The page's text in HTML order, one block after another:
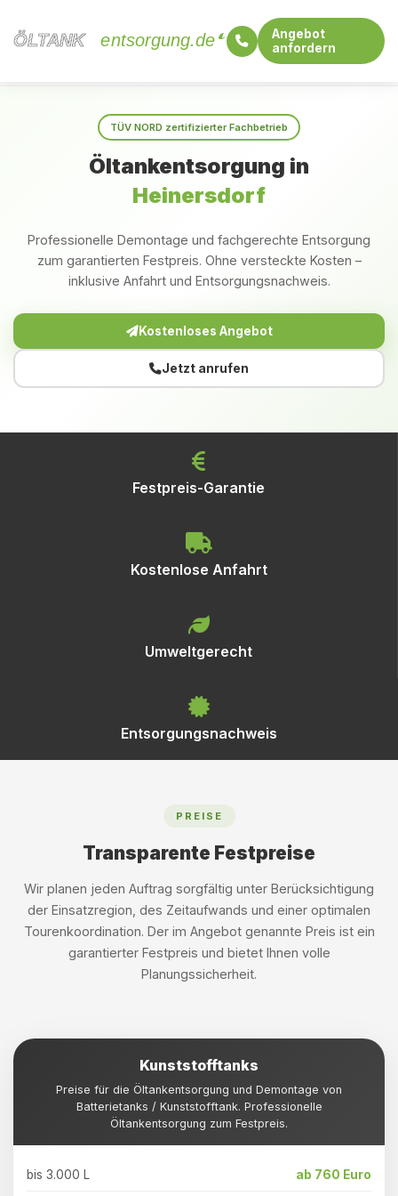
ÖLTANK
ÖLTANK entsorgung.de
Angebot
anfordern
TÜV NORD zertifizierter Fachbetrieb
Öltankentsorgung in
Heinersdorf
Professionelle Demontage und fachgerechte Entsorgung
zum garantierten Festpreis. Ohne versteckte Kosten –
inklusive Anfahrt und Entsorgungsnachweis.
Kostenloses Angebot
Jetzt anrufen
Festpreis-Garantie
Kostenlose Anfahrt
Umweltgerecht
Entsorgungsnachweis
PREISE
Transparente Festpreise
Wir planen jeden Auftrag sorgfältig unter Berücksichtigung
der Einsatzregion, des Zeitaufwands und einer optimalen
Tourenkoordination. Der im Angebot genannte Preis ist ein
garantierter Festpreis und bietet Ihnen volle
Planungssicherheit.
Kunststofftanks
Preise für die Öltankentsorgung und Demontage von
Batterietanks / Kunststofftank. Professionelle
Öltankentsorgung zum Festpreis.
bis 3.000 L ab 760 Euro